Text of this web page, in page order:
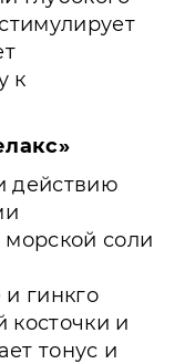
к
действию
морской соли
гинкго
косточки и
тонус и